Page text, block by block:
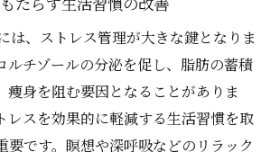
は、ストレス管理が大きな鍵となりま
ルチゾールの分泌を促し、脂肪の蓄積
痩身を阻む要因となることがありま
レスを効果的に軽減する生活習慣を取
要です。瞑想や深呼吸などのリラック